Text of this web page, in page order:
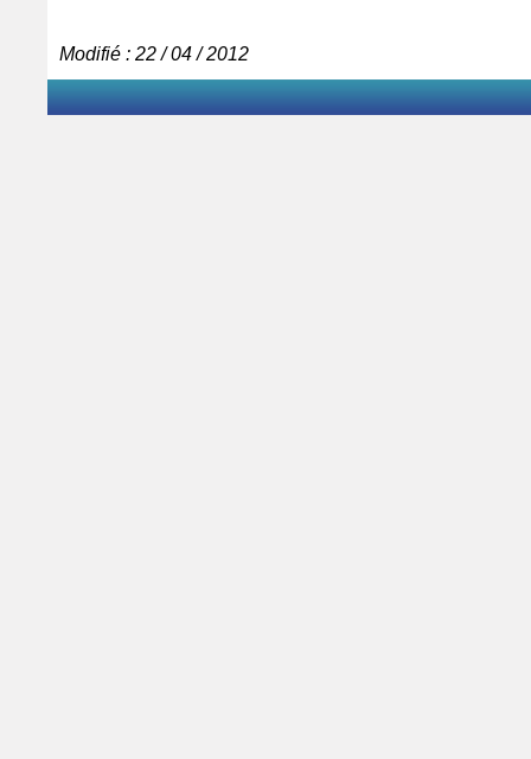
Modifié : 22 / 04 / 2012